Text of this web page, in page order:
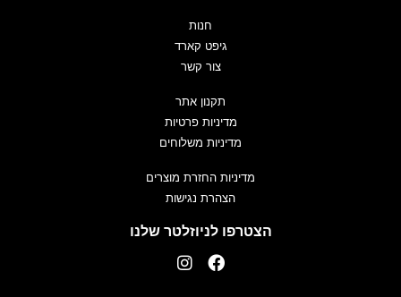
חנות
גיפט קארד
צור קשר
תקנון אתר
מדיניות פרטיות
מדיניות משלוחים
מדיניות החזרת מוצרים
הצהרת נגישות
הצטרפו לניוזלטר שלנו